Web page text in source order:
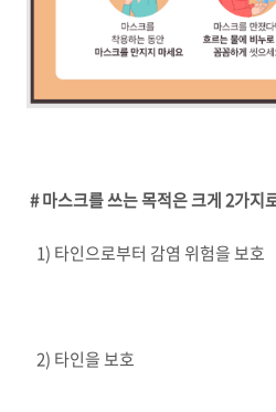
# 마스크를 쓰는 목적은 크게 2가지
1) 타인으로부터 감염 위험을 보호
2) 타인을 보호